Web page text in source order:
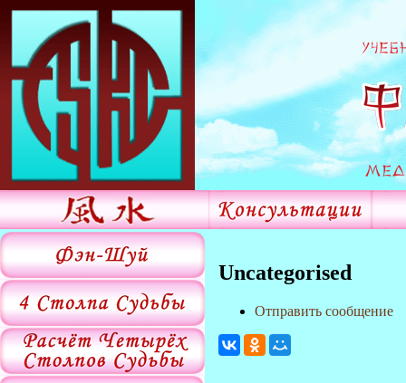
Uncategorised
Отправить сообщение